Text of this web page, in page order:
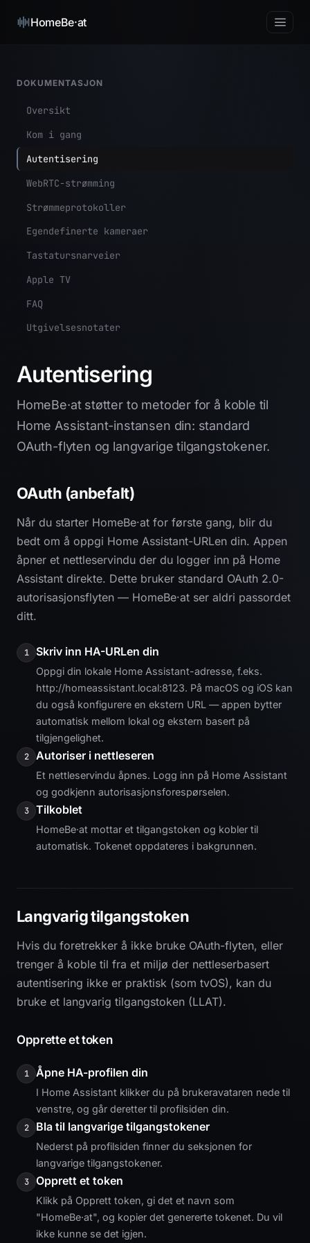
HomeBe·at
DOKUMENTASJON
Oversikt
Kom i gang
Autentisering
WebRTC-strømming
Strømmeprotokoller
Egendefinerte kameraer
Tastatursnarveier
Apple TV
FAQ
Utgivelsesnotater
Autentisering
HomeBe·at støtter to metoder for å koble til
Home Assistant-instansen din: standard
OAuth-flyten og langvarige tilgangstokener.
OAuth (anbefalt)
Når du starter HomeBe·at for første gang, blir du
bedt om å oppgi Home Assistant-URLen din. Appen
åpner et nettleservindu der du logger inn på Home
Assistant direkte. Dette bruker standard OAuth 2.0-
autorisasjonsflyten — HomeBe·at ser aldri passordet
ditt.
1 Skriv inn HA-URLen din
Oppgi din lokale Home Assistant-adresse, f.eks.
http://homeassistant.local:8123. På macOS og iOS kan
du også konfigurere en ekstern URL — appen bytter
automatisk mellom lokal og ekstern basert på
tilgjengelighet.
2 Autoriser i nettleseren
Et nettleservindu åpnes. Logg inn på Home Assistant
og godkjenn autorisasjonsforespørselen.
3 Tilkoblet
HomeBe·at mottar et tilgangstoken og kobler til
automatisk. Tokenet oppdateres i bakgrunnen.
Langvarig tilgangstoken
Hvis du foretrekker å ikke bruke OAuth-flyten, eller
trenger å koble til fra et miljø der nettleserbasert
autentisering ikke er praktisk (som tvOS), kan du
bruke et langvarig tilgangstoken (LLAT).
Opprette et token
1 Åpne HA-profilen din
I Home Assistant klikker du på brukeravataren nede til
venstre, og går deretter til profilsiden din.
2 Bla til langvarige tilgangstokener
Nederst på profilsiden finner du seksjonen for
langvarige tilgangstokener.
3 Opprett et token
Klikk på Opprett token, gi det et navn som
"HomeBe·at", og kopier det genererte tokenet. Du vil
ikke kunne se det igjen.